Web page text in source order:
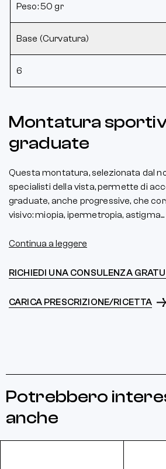
Peso: 50 gr
Base (Curvatura)
6
Montatura
graduate
Questa montatura, selezionata dal
specialisti della vista, permette di
graduate, anche progressive, che
visivo: miopia, ipermetropia, astigma...
Continua a leggere
RICHIEDI UNA CONSULENZA
CARICA PRESCRIZIONE/RICETTA
Potrebbero
anche